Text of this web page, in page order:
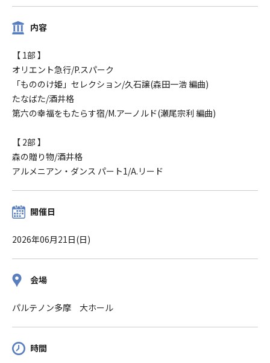
内容
【 1部 】
オリエント急行/P.スパーク
「もののけ姫」セレクション/久石譲(森田一浩 編曲)
たなばた/酒井格
第六の幸福をもたらす宿/M.アーノルド(瀬尾宗利 編曲)
【 2部 】
森の贈り物/酒井格
アルメニアン・ダンス パート1/A.リード
開催日
2026年06月21日(日)
会場
パルテノン多摩 大ホール
時間